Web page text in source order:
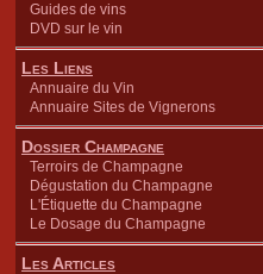
Guides de vins
DVD sur le vin
Les Liens
Annuaire du Vin
Annuaire Sites de Vignerons
Dossier Champagne
Terroirs de Champagne
Dégustation du Champagne
L'Étiquette du Champagne
Le Dosage du Champagne
Les Articles